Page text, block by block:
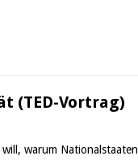
(TED-Vortrag)
warum